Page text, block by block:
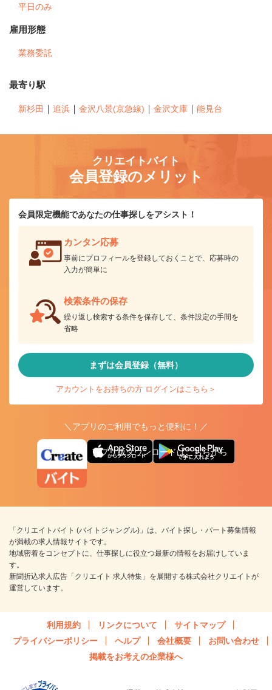
平日のみ
雇用形態
業務委託
最寄り駅
新杉田 ｜ 追浜 ｜ 金沢八景(京急線) ｜ 金沢文庫 ｜ 能見台
クリエイトバイト
会員登録のメリット
会員限定機能であなたの仕事探しをアシスト！
カンタン応募
事前にプロフィールを登録しておくことで、応募時の
入力が簡単に
検索条件の保存
繰り返し検索する条件を保存して、条件設定の手間を
省略
まずは会員登録（無料）
アカウントをお持ちの方 ログインはこちら＞
＼アプリのご利用でもっと便利に！／
アプリ版ダウンロードはこちらから
「クリエイトバイト (バイトジャングル)」は、バイト探し・パート募集情報
が満載の求人情報サイトです。
地域密着をコンセプトに、仕事探しに役立つ最新の情報をお届けしていま
す。
新聞折込求人広告「クリエイト 求人特集」を展開する株式会社クリエイトが
運営しています。
利用規約 リンクについて
サイトマップ
プライバシーポリシー
ヘルプ 会社概要
お問い合わせ
掲載をお考えの企業様へ